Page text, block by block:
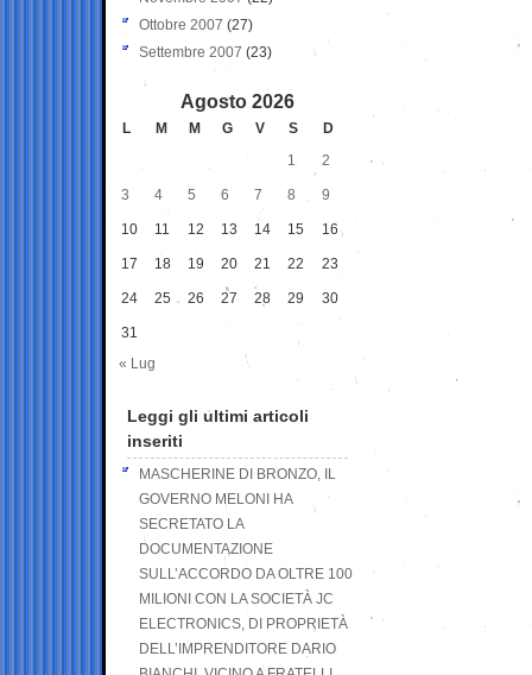
Ottobre 2007 (27)
Settembre 2007 (23)
Agosto 2026
L M M G V S
D
1
2
3 4 5 6 7 8 9
10 11 12 13 14 15 16
17 18 19 20 21 22 23
24 25 26 27 28 29 30
31
« Lug
Leggi gli ultimi articoli
inseriti
MASCHERINE DI BRONZO, IL
GOVERNO MELONI HA
SECRETATO LA
DOCUMENTAZIONE
SULL’ACCORDO DA OLTRE 100
MILIONI CON LA SOCIETÀ JC
ELECTRONICS, DI PROPRIETÀ
DELL’IMPRENDITORE DARIO